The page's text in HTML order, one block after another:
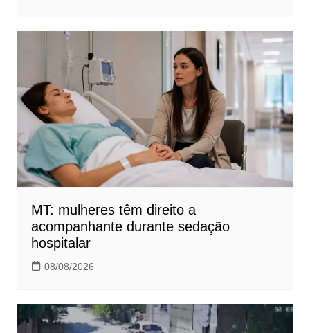
MT: mulheres têm direito a
acompanhante durante sedação
hospitalar
08/08/2026